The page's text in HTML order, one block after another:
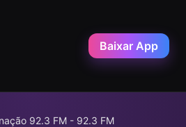
Baixar App
92.3 FM - 92.3 FM